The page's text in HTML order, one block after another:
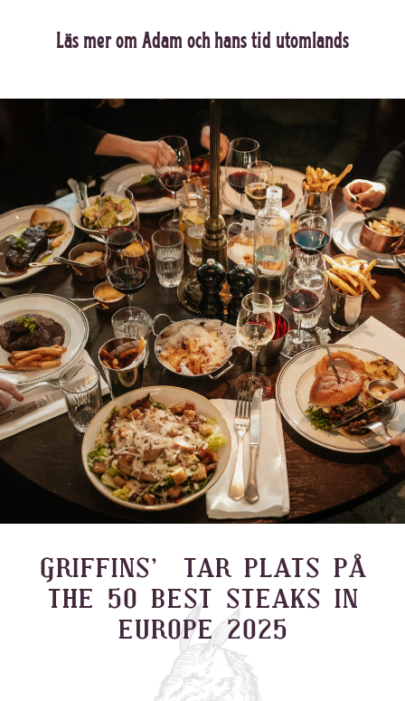
Läs mer om Adam och hans tid utomlands
GRIFFINS’ TAR PLATS PÅ
THE 50 BEST STEAKS IN
EUROPE 2025